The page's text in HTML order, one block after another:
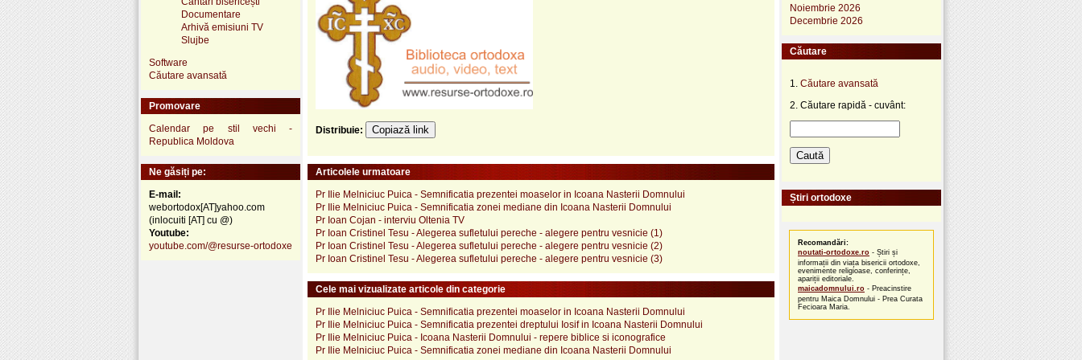
Distribuie: Copiază link
Articolele urmatoare
Pr Ilie Melniciuc Puica - Semnificatia prezentei moaselor in Icoana Nasterii Domnului
Pr Ilie Melniciuc Puica - Semnificatia zonei mediane din Icoana Nasterii Domnului
Pr Ioan Cojan - interviu Oltenia TV
Pr Ioan Cristinel Tesu - Alegerea sufletului pereche - alegere pentru vesnicie (1)
Pr Ioan Cristinel Tesu - Alegerea sufletului pereche - alegere pentru vesnicie (2)
Pr Ioan Cristinel Tesu - Alegerea sufletului pereche - alegere pentru vesnicie (3)
Cele mai vizualizate articole din categorie
Pr Ilie Melniciuc Puica - Semnificatia prezentei moaselor in Icoana Nasterii Domnului
Pr Ilie Melniciuc Puica - Semnificatia prezentei dreptului Iosif in Icoana Nasterii Domnului
Pr Ilie Melniciuc Puica - Icoana Nasterii Domnului - repere biblice si iconografice
Pr Ilie Melniciuc Puica - Semnificatia zonei mediane din Icoana Nasterii Domnului
Documentare
Arhivă emisiuni TV
Slujbe
Software
Căutare avansată
Promovare
Calendar pe stil vechi -
Republica Moldova
Ne găsiți pe:
E-mail:
webortodox[AT]yahoo.com
(inlocuiti [AT] cu @)
Youtube:
youtube.com/@resurse-ortodoxe
Noiembrie 2026
Decembrie 2026
Căutare
1. Căutare avansată
2. Căutare rapidă - cuvânt:
Știri ortodoxe
Recomandări:
noutati-ortodoxe.ro - Știri și
informații din viața bisericii ortodoxe,
evenimente religioase, conferințe,
apariții editoriale.
maicadomnului.ro - Preacinstire
pentru Maica Domnului - Prea Curata
Fecioara Maria.